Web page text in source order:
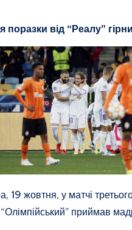
поразки від “Реалу”
19 жовтня, у матчі
приймав